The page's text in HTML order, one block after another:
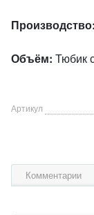
Производство:
Объём: Тюбик
Артикул
Комментарии